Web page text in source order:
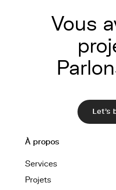
Vous
Let's
À propos
Services
Projets